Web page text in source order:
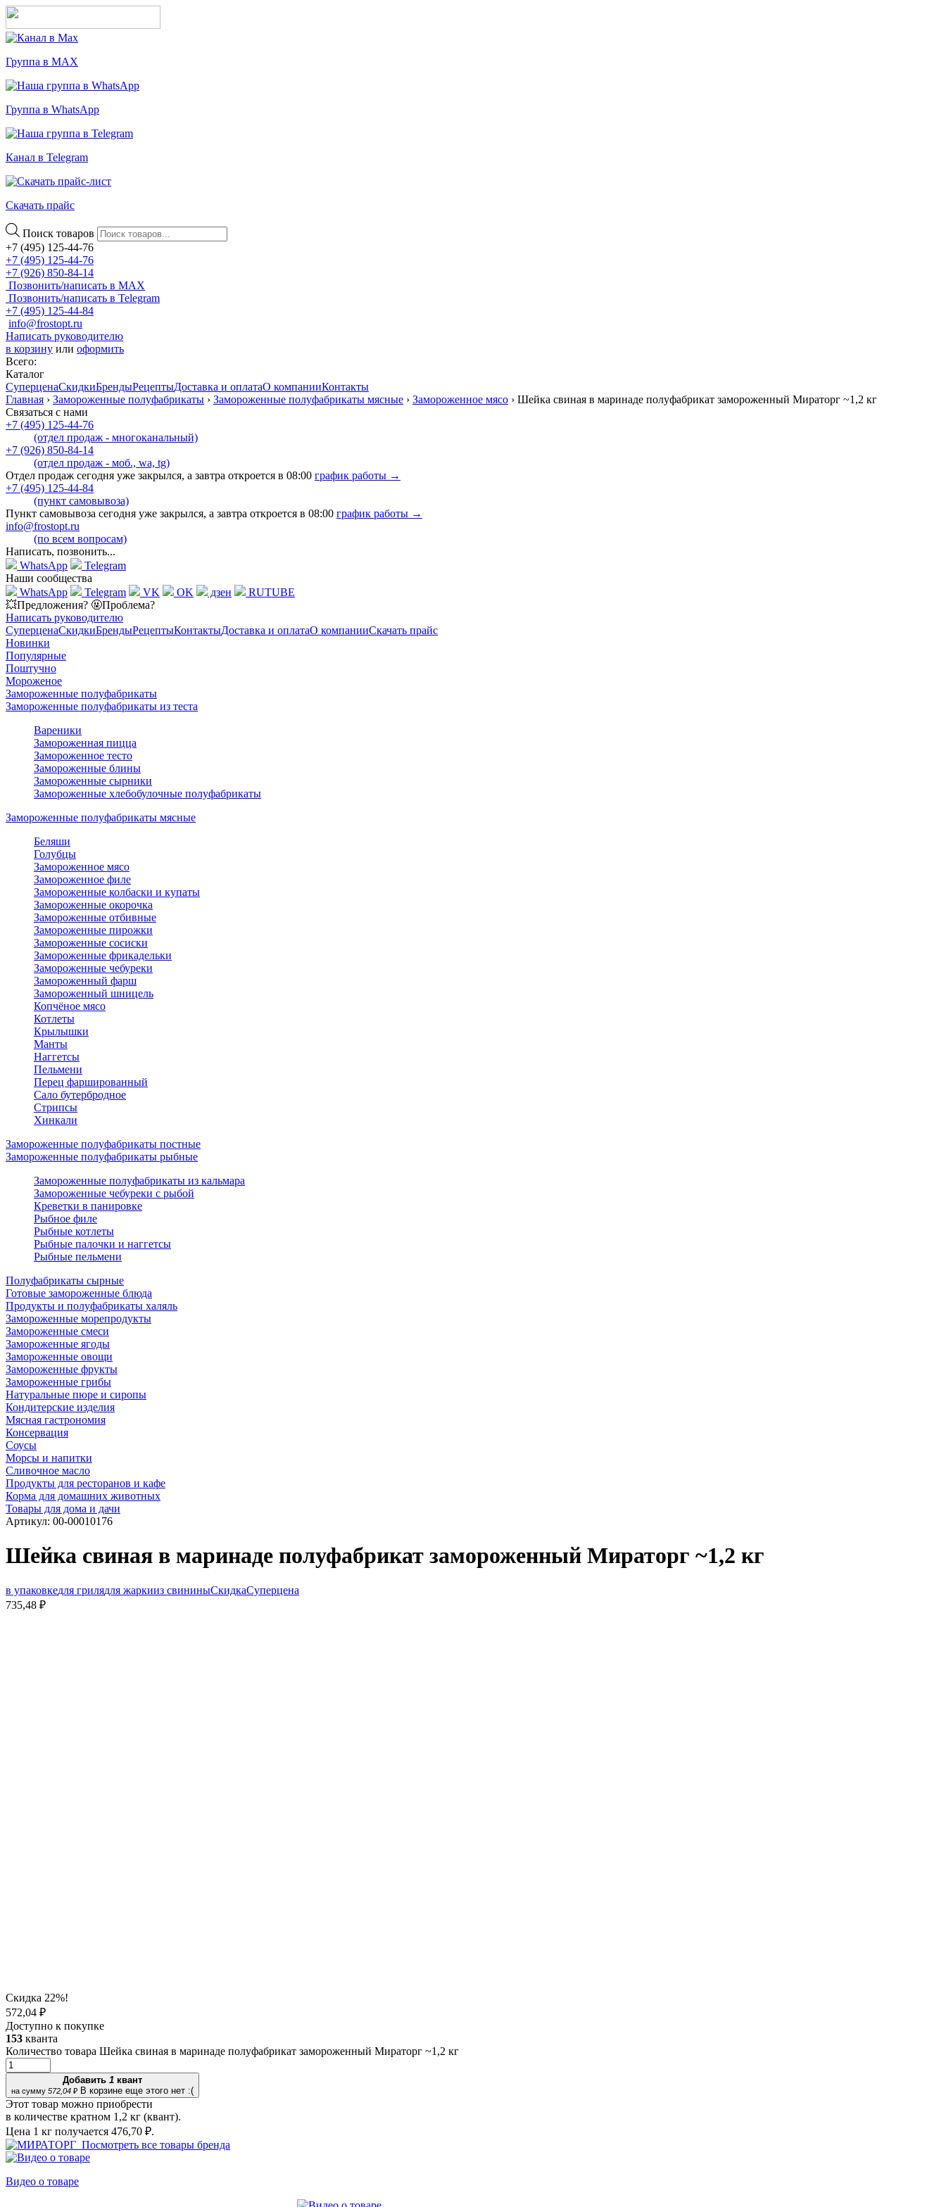
Группа в MAX
Группа в WhatsApp
Канал в Telegram
Скачать прайс
Поиск товаров
+7 (495) 125-44-76
+7 (495) 125-44-76
+7 (926) 850-84-14
Позвонить/написать в MAX
Позвонить/написать в Telegram
+7 (495) 125-44-84
info@frostopt.ru
Написать руководителю
в корзину или оформить
Всего:
Каталог
СуперценаСкидкиБрендыРецептыДоставка и оплатаО компанииКонтакты
Главная › Замороженные полуфабрикаты › Замороженные полуфабрикаты мясные › Замороженное мясо › Шейка свиная в маринаде полуфабрикат замороженный Мираторг ~1,2 кг
Связаться с нами
+7 (495) 125-44-76
(отдел продаж - многоканальный)
+7 (926) 850-84-14
(отдел продаж - моб., wa, tg)
Отдел продаж сегодня уже закрылся, а завтра откроется в 08:00 график работы →
+7 (495) 125-44-84
(пункт самовывоза)
Пункт самовывоза сегодня уже закрылся, а завтра откроется в 08:00 график работы →
info@frostopt.ru
(по всем вопросам)
Написать, позвонить...
WhatsApp
Telegram
Наши сообщества
WhatsApp
Telegram VK OK дзен
RUTUBE
💥Предложения? 🤬Проблема?
Написать руководителю
СуперценаСкидкиБрендыРецептыКонтактыДоставка и оплатаО компанииСкачать прайс
Новинки
Популярные
Поштучно
Мороженое
Замороженные полуфабрикаты
Замороженные полуфабрикаты из теста
Вареники
Замороженная пицца
Замороженное тесто
Замороженные блины
Замороженные сырники
Замороженные хлебобулочные полуфабрикаты
Замороженные полуфабрикаты мясные
Беляши
Голубцы
Замороженное мясо
Замороженное филе
Замороженные колбаски и купаты
Замороженные окорочка
Замороженные отбивные
Замороженные пирожки
Замороженные сосиски
Замороженные фрикадельки
Замороженные чебуреки
Замороженный фарш
Замороженный шницель
Копчёное мясо
Котлеты
Крылышки
Манты
Наггетсы
Пельмени
Перец фаршированный
Сало бутербродное
Стрипсы
Хинкали
Замороженные полуфабрикаты постные
Замороженные полуфабрикаты рыбные
Замороженные полуфабрикаты из кальмара
Замороженные чебуреки с рыбой
Креветки в панировке
Рыбное филе
Рыбные котлеты
Рыбные палочки и наггетсы
Рыбные пельмени
Полуфабрикаты сырные
Готовые замороженные блюда
Продукты и полуфабрикаты халяль
Замороженные морепродукты
Замороженные смеси
Замороженные ягоды
Замороженные овощи
Замороженные фрукты
Замороженные грибы
Натуральные пюре и сиропы
Кондитерские изделия
Мясная гастрономия
Консервация
Соусы
Морсы и напитки
Сливочное масло
Продукты для ресторанов и кафе
Корма для домашних животных
Товары для дома и дачи
Артикул: 00-00010176
Шейка свиная в маринаде полуфабрикат замороженный Мираторг ~1,2 кг
в упаковкедля грилядля жаркииз свининыСкидкаСуперцена
735,48 ₽
Скидка 22%!
572,04 ₽
Доступно к покупке
153 кванта
Количество товара Шейка свиная в маринаде полуфабрикат замороженный Мираторг ~1,2 кг
Добавить 1 квант
на сумму 572,04 ₽ В корзине еще этого нет :(
Этот товар можно приобрести
в количестве кратном 1,2 кг (квант).
Цена 1 кг получается 476,70 ₽.
Посмотреть все товары бренда
Видео о товаре